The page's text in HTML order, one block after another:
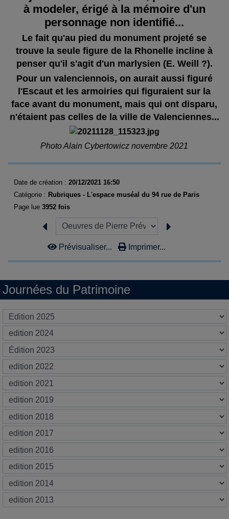
Journées du Patrimoine
à modeler, érigé à la mémoire d'un
personnage non identifié...
Le fait qu'au pied du monument projeté se
trouve la seule figure de la Rhonelle incline à
penser qu'il s'agit d'un marlysien (E. Weill ?).
Pour un valenciennois, on aurait aussi figuré
l'Escaut et les armoiries qui figuraient sur la
face avant du monument, mais qui ont disparu,
n'étaient pas celles de la ville de Valenciennes...
Photo Alain Cybertowicz novembre 2021
Date de création :20/12/2021 16:50
Catégorie : Rubriques - L'espace muséal du 94 rue de Paris
Page lue3952 fois
Prévisualiser... Imprimer...